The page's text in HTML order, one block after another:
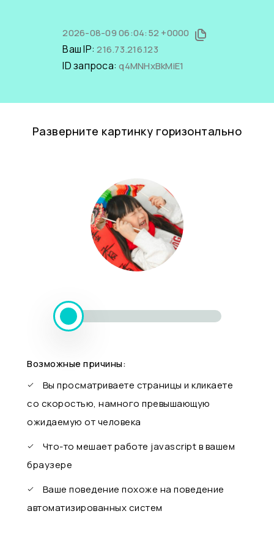
2026-08-09 06:04:52 +0000
Ваш IP:216.73.216.123
ID запроса:q4MNHxBkMiE1
Разверните картинку горизонтально
Возможные причины:
Вы просматриваете страницы и кликаете
со скоростью, намного превышающую
ожидаемую от человека
Что-то мешает работе javascript в вашем
браузере
Ваше поведение похоже на поведение
автоматизированных систем